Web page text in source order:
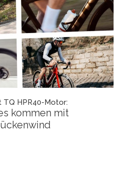
TQ HPR40-Motor:
kommen mit